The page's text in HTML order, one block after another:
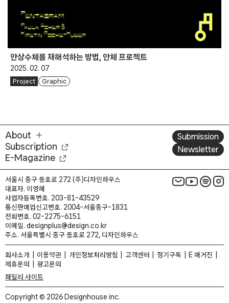
안상수체를 재해석하는 방법, 안체 프로젝트
2025. 02. 07
Project Graphic
About
Subscription
E-Magazine
Submission
Newsletter
서울시 중구 동호로 272 (주)디자인하우스
대표자. 이영혜
사업자등록번호. 203-81-43529
통신판매업신고번호. 2004-서울중구-1831
전화번호. 02-2275-6151
이메일. designplus@design.co.kr
주소. 서울특별시 중구 동호로 272, 디자인하우스
회사소개 이용약관 개인정보처리방침 고객센터 정기구독
E 매거진
제휴문의
광고문의
패밀리 사이트
Copyright © 2026 Designhouse inc.